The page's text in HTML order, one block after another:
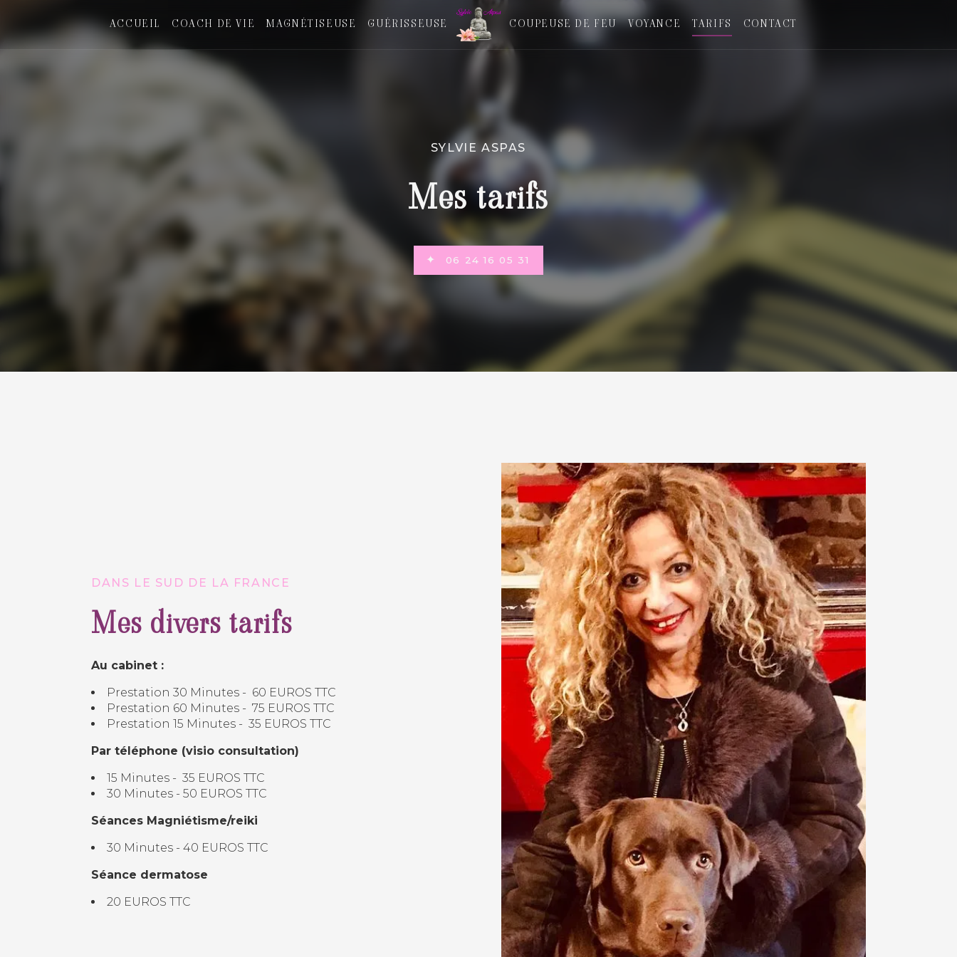
ACCUEIL COACH DE VIE MAGNÉTISEUSE GUÉRISSEUSE COUPEUSE DE FEU VOYANCE TARIFS CONTACT
SYLVIE ASPAS
Mes tarifs
06 24 16 05 31
DANS LE SUD DE LA FRANCE
Mes divers tarifs
Au cabinet :
Prestation 30 Minutes - 60 EUROS TTC
Prestation 60 Minutes - 75 EUROS TTC
Prestation 15 Minutes - 35 EUROS TTC
Par téléphone (visio consultation)
15 Minutes - 35 EUROS TTC
30 Minutes - 50 EUROS TTC
Séances Magniétisme/reiki
30 Minutes - 40 EUROS TTC
Séance dermatose
20 EUROS TTC